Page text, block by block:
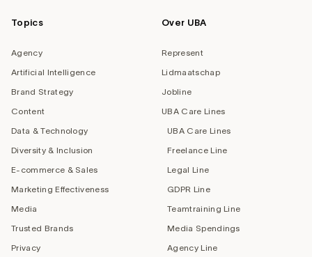
Topics
Agency
Artificial Intelligence
Brand Strategy
Content
Data & Technology
Diversity & Inclusion
E-commerce & Sales
Marketing Effectiveness
Media
Trusted Brands
Privacy
Over UBA
Represent
Lidmaatschap
Jobline
UBA Care Lines
UBA Care Lines
Freelance Line
Legal Line
GDPR Line
Teamtraining Line
Media Spendings
Agency Line